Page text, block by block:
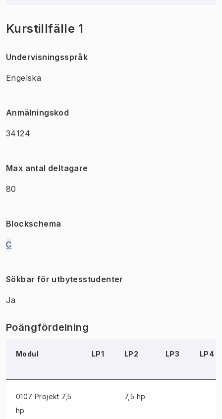
Kurstillfälle 1
Undervisningsspråk
Engelska
Anmälningskod
34124
Max antal deltagare
80
Blockschema
C
Sökbar för utbytesstudenter
Ja
Poängfördelning
Modul LP1 LP2 LP3 LP4
0107 Projekt 7,5
hp
7,5 hp